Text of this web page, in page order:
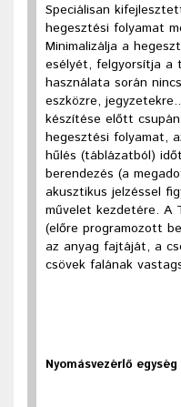
Speciálisan
hegesztési folyamat
Minimalizálja a
esélyét, felgyorsítja a
használata során
eszközre,
készítése előtt
hegesztési folyamat,
hűlés (táblázatból)
berendezés (a
akusztikus jelzéssel
művelet kezdetére. A
(előre programozott
az anyag fajtáját, a
csövek falának
Nyomásvezérlő